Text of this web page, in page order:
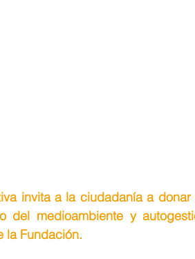
invita a la ciudadanía a
del medioambiente y
la Fundación.